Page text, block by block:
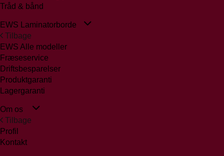
Tråd & bånd
EWS Laminatorborde
Tilbage
EWS Alle modeller
Fræseservice
Driftsbesparelser
Produktgaranti
Lagergaranti
Om os
Tilbage
Profil
Kontakt